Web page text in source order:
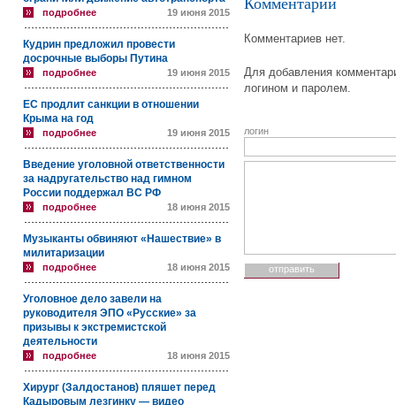
подробнее 19 июня 2015
Кудрин предложил провести
досрочные выборы Путина
подробнее 19 июня 2015
ЕС продлит санкции в отношении
Крыма на год
подробнее 19 июня 2015
Введение уголовной ответственности
за надругательство над гимном
России поддержал ВС РФ
подробнее 18 июня 2015
Музыканты обвиняют «Нашествие» в
милитаризации
подробнее 18 июня 2015
Уголовное дело завели на
руководителя ЭПО «Русские» за
призывы к экстремистской
деятельности
подробнее 18 июня 2015
Хирург (Залдостанов) пляшет перед
Кадыровым лезгинку — видео
Комментарии
Комментариев нет.
Для добавления
логином и паролем.
логин